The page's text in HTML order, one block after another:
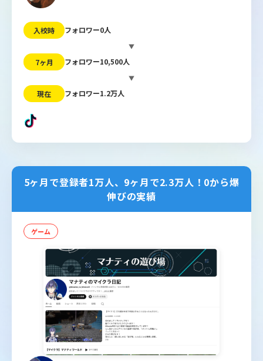
入校時 フォロワー0人
▼
7ヶ月 フォロワー10,500人
▼
現在 フォロワー1.2万人
5ヶ月で登録者1万人、9ヶ月で2.3万人！0から爆
伸びの実績
ゲーム